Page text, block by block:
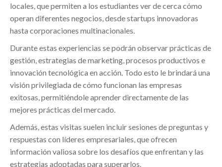
locales, que permiten a los estudiantes ver de cerca cómo
operan diferentes negocios, desde startups innovadoras
hasta corporaciones multinacionales.
Durante estas experiencias se podrán observar prácticas de
gestión, estrategias de marketing, procesos productivos e
innovación tecnológica en acción. Todo esto le brindará una
visión privilegiada de cómo funcionan las empresas
exitosas, permitiéndole aprender directamente de las
mejores prácticas del mercado.
Además, estas visitas suelen incluir sesiones de preguntas y
respuestas con líderes empresariales, que ofrecen
información valiosa sobre los desafíos que enfrentan y las
estrategias adoptadas para superarlos.